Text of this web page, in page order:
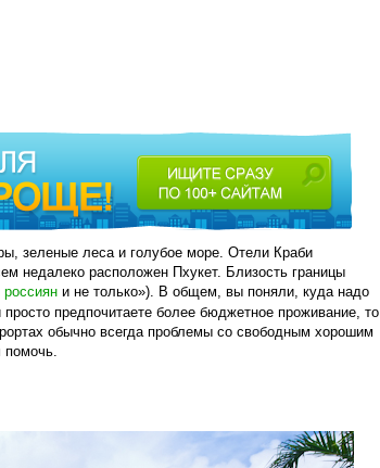
зеленые леса и голубое море. Отели Краби
недалеко расположен Пхукет. Близость границы
и не только»). В общем, вы поняли, куда надо
предпочитаете более бюджетное проживание, то
обычно всегда проблемы со свободным хорошим
помочь.